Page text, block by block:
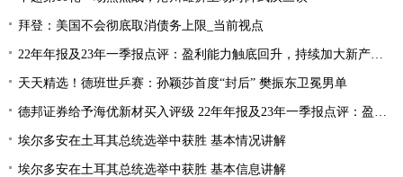
拜登：美国不会彻底取消债务上限_当前视点
22年年报及23年一季报点评：盈利能力触底回升，持续加大新产品研发
天天精选！德班世乒赛：孙颖莎首度“封后” 樊振东卫冕男单
德邦证券给予海优新材买入评级 22年年报及23年一季报点评：盈利能力触底回升 持续加大新产品研发
埃尔多安在土耳其总统选举中获胜 基本情况讲解
埃尔多安在土耳其总统选举中获胜 基本信息讲解